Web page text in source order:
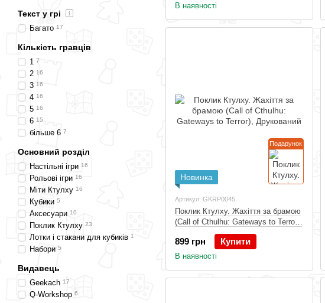
В наявності
Подарунок
Новинка
Артикул: GKRP0045
Поклик Ктулху. Жахіття за брамою
(Call of Cthulhu: Gateways to Terror),
Друкований
899 грн Купити
В наявності
Текст у грі
Багато 17
Кількість гравців
1 7
2 16
3 16
4 16
5 16
6 15
більше 6 7
Основний розділ
Настільні ігри 16
Рольові ігри 16
Міти Ктулху 16
Кубики 5
Аксесуари 10
Поклик Ктулху 23
Лотки і стакани для кубиків 1
Набори 5
Видавець
Geekach 17
Q-Workshop 6